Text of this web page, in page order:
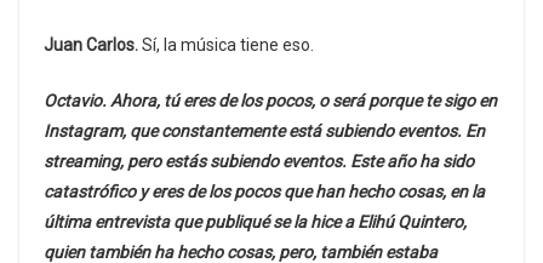
Juan Carlos.Sí, la música tiene eso.
Octavio. Ahora, tú eres de los pocos, o será porque te sigo en
Instagram, que constantemente está subiendo eventos. En
streaming, pero estás subiendo eventos. Este año ha sido
catastrófico y eres de los pocos que han hecho cosas, en la
última entrevista que publiqué se la hice a Elihú Quintero,
quien también ha hecho cosas, pero, también estaba